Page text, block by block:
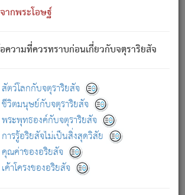
ากพระโอษฐ์
วามที่ควรทราบก่อนเกี่ยวกับจตุราริยสัจ
ตว์โลกกับจตุราริยสัจ
วิตมนุษย์กับจตุราริยสัจ
ระพุทธองค์กับจตุราริยสัจ
รรู้อริยสัจไม่เป็นสิ่งสุดวิสัย
ณค่าของอริยสัจ
าโครงของอริยสัจ
ดยความเป็นประการใด แต่สิ่งนั้นย่อมเป็น
ยประการอื่นจากที่เขาสำคัญนั้น
งอยู่ในภพ ถูกภพบังหน้าแล้ว มีภพโดยความ
มันเป็นอยู่จริง) จึงได้เพลิดเพลินยิ่งนักในภพ
งนักในสิ่งใด สิ่งนั้นเป็นภัย (ที่เขาไม่รู้จัก)
นั้นเป็นทุกข์
บุคคลย่อมประพฤติ ก็เพื่อการละขาดซึ่ง
มณ์เหล่าใด กล่าวความหลุดพ้นจากภพว่า
กล่าวว่า สมณะหรือพราหมณ์ทั้งปวงนั้น
ภพ.